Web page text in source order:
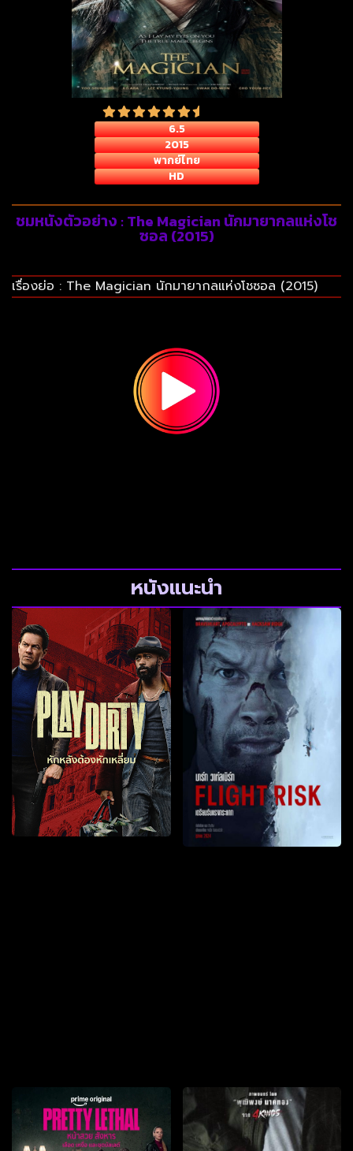
6.5
2015
พากย์ไทย
HD
ชมหนังตัวอย่าง : The Magician นักมายากลแห่งโช
ซอล (2015)
เรื่องย่อ : The Magician นักมายากลแห่งโชซอล (2015)
หนังแนะนำ